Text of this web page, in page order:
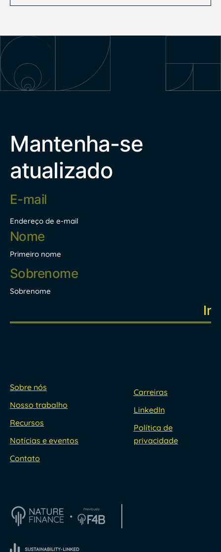
Mantenha-se
atualizado
Endereço
de
mail*
Endereço de e-mail
Nome
Primeiro nome
Sobrenome
Sobre nós
Nosso trabalho
Recursos
Notícias e eventos
Contato
Carreiras
LinkedIn
Política de
privacidade